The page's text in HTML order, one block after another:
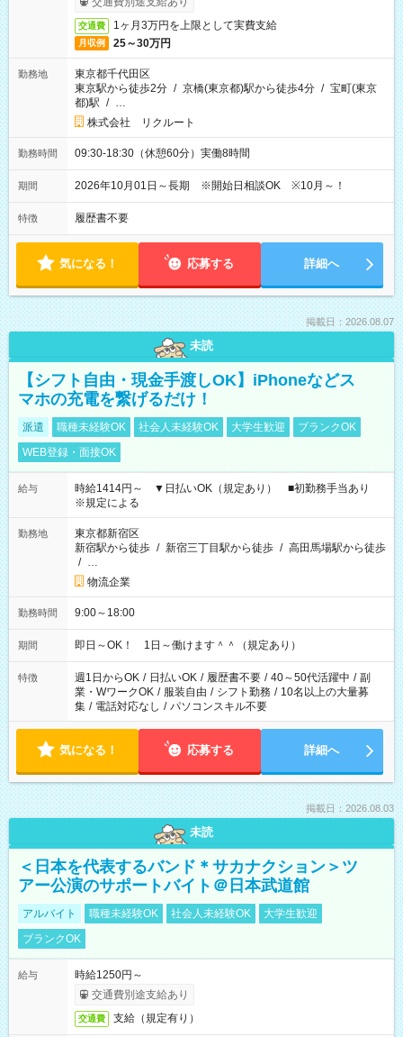
交通費 1ヶ月3万円を上限として実費支給
月収例 25～30万円
勤務地
東京都千代田区
東京駅から徒歩2分 / 京橋(東京都)駅から徒歩4分 / 宝町(東京
都)駅 / …
株式会社 リクルート
勤務時間 09:30-18:30（休憩60分）実働8時間
期間 2026年10月01日～長期 ※開始日相談OK ※10月～！
特徴 履歴書不要
気になる！ 応募する 詳細へ
掲載日：2026.08.07
未読
【シフト自由・現金手渡しOK】iPhoneなどス
マホの充電を繋げるだけ！
派遣 職種未経験OK 社会人未経験OK 大学生歓迎
ブランクOK
WEB登録・面接OK
給与
時給1414円～ ▼日払いOK（規定あり） ■初勤務手当あり
※規定による
勤務地
東京都新宿区
新宿駅から徒歩 / 新宿三丁目駅から徒歩 / 高田馬場駅から徒歩
/ …
物流企業
勤務時間 9:00～18:00
期間 即日～OK！ 1日～働けます＾＾（規定あり）
特徴 週1日からOK / 日払いOK / 履歴書不要 / 40～50代活躍中 / 副
業・WワークOK / 服装自由 / シフト勤務 / 10名以上の大量募
集 / 電話対応なし / パソコンスキル不要
気になる！ 応募する 詳細へ
掲載日：2026.08.03
未読
＜日本を代表するバンド＊サカナクション＞ツ
アー公演のサポートバイト＠日本武道館
アルバイト 職種未経験OK 社会人未経験OK
大学生歓迎
ブランクOK
給与
時給1250円～
交通費別途支給あり
交通費 支給（規定有り）